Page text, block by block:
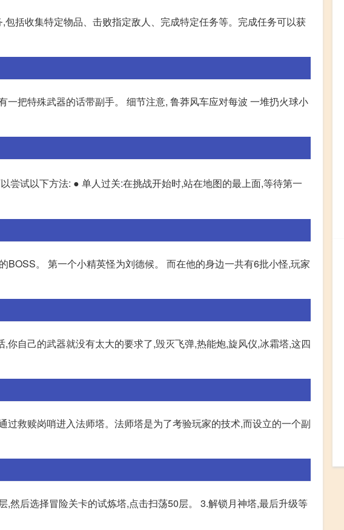
括收集特定物品、击败指定敌人、完成特定任务等。完成任务可以获
把特殊武器的话带副手。 细节注意, 鲁莽风车应对每波 一堆扔火球小
尝试以下方法: ● 单人过关:在挑战开始时,站在地图的最上面,等待第一
。 第一个小精英怪为刘德候。 而在他的身边一共有6批小怪,玩家
自己的武器就没有太大的要求了,毁灭飞弹,热能炮,旋风仪,冰霜塔,这四
救赎岗哨进入法师塔。法师塔是为了考验玩家的技术,而设立的一个副
然后选择冒险关卡的试炼塔,点击扫荡50层。 3.解锁月神塔,最后升级等